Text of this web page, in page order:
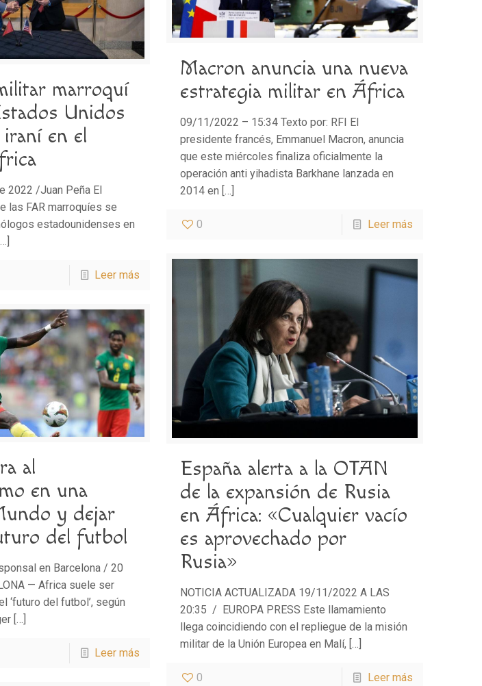
marroquí
Unidos
iraní en el
2022 /Juan Peña El
las FAR marroquíes se
estadounidenses en
Leer más
Macron anuncia una nueva
estrategia militar en África
09/11/2022 – 15:34 Texto por: RFI El
presidente francés, Emmanuel Macron, anuncia
que este miércoles finaliza oficialmente la
operación anti yihadista Barkhane lanzada en
2014 en […]
0 Leer más
España alerta a la OTAN
de la expansión de Rusia
en África: «Cualquier vacío
es aprovechado por
Rusia»
NOTICIA ACTUALIZADA 19/11/2022 A LAS
20:35 / EUROPA PRESS Este llamamiento
llega coincidiendo con el repliegue de la misión
militar de la Unión Europea en Malí, […]
0 Leer más
al
en una
y dejar
del futbol
en Barcelona / 20
— Africa suele ser
‘futuro del futbol’, según
[…]
Leer más